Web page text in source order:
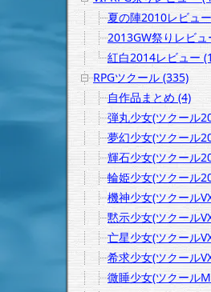
夏の陣2010レビュ
2013GW祭りレビュ
紅白2014レビュー
RPGツクール (335)
自作品まとめ (4)
弾丸少女(ツクール
夢幻少女(ツクール
輝石少女(ツクール
輪姫少女(ツクール
機神少女(ツクール
黙示少女(ツクール
亡星少女(ツクール
希求少女(ツクール
微睡少女(ツクール